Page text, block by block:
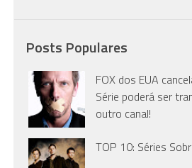
Posts Populares
FOX dos EUA
Série poderá ser
outro canal!
TOP 10: Séries